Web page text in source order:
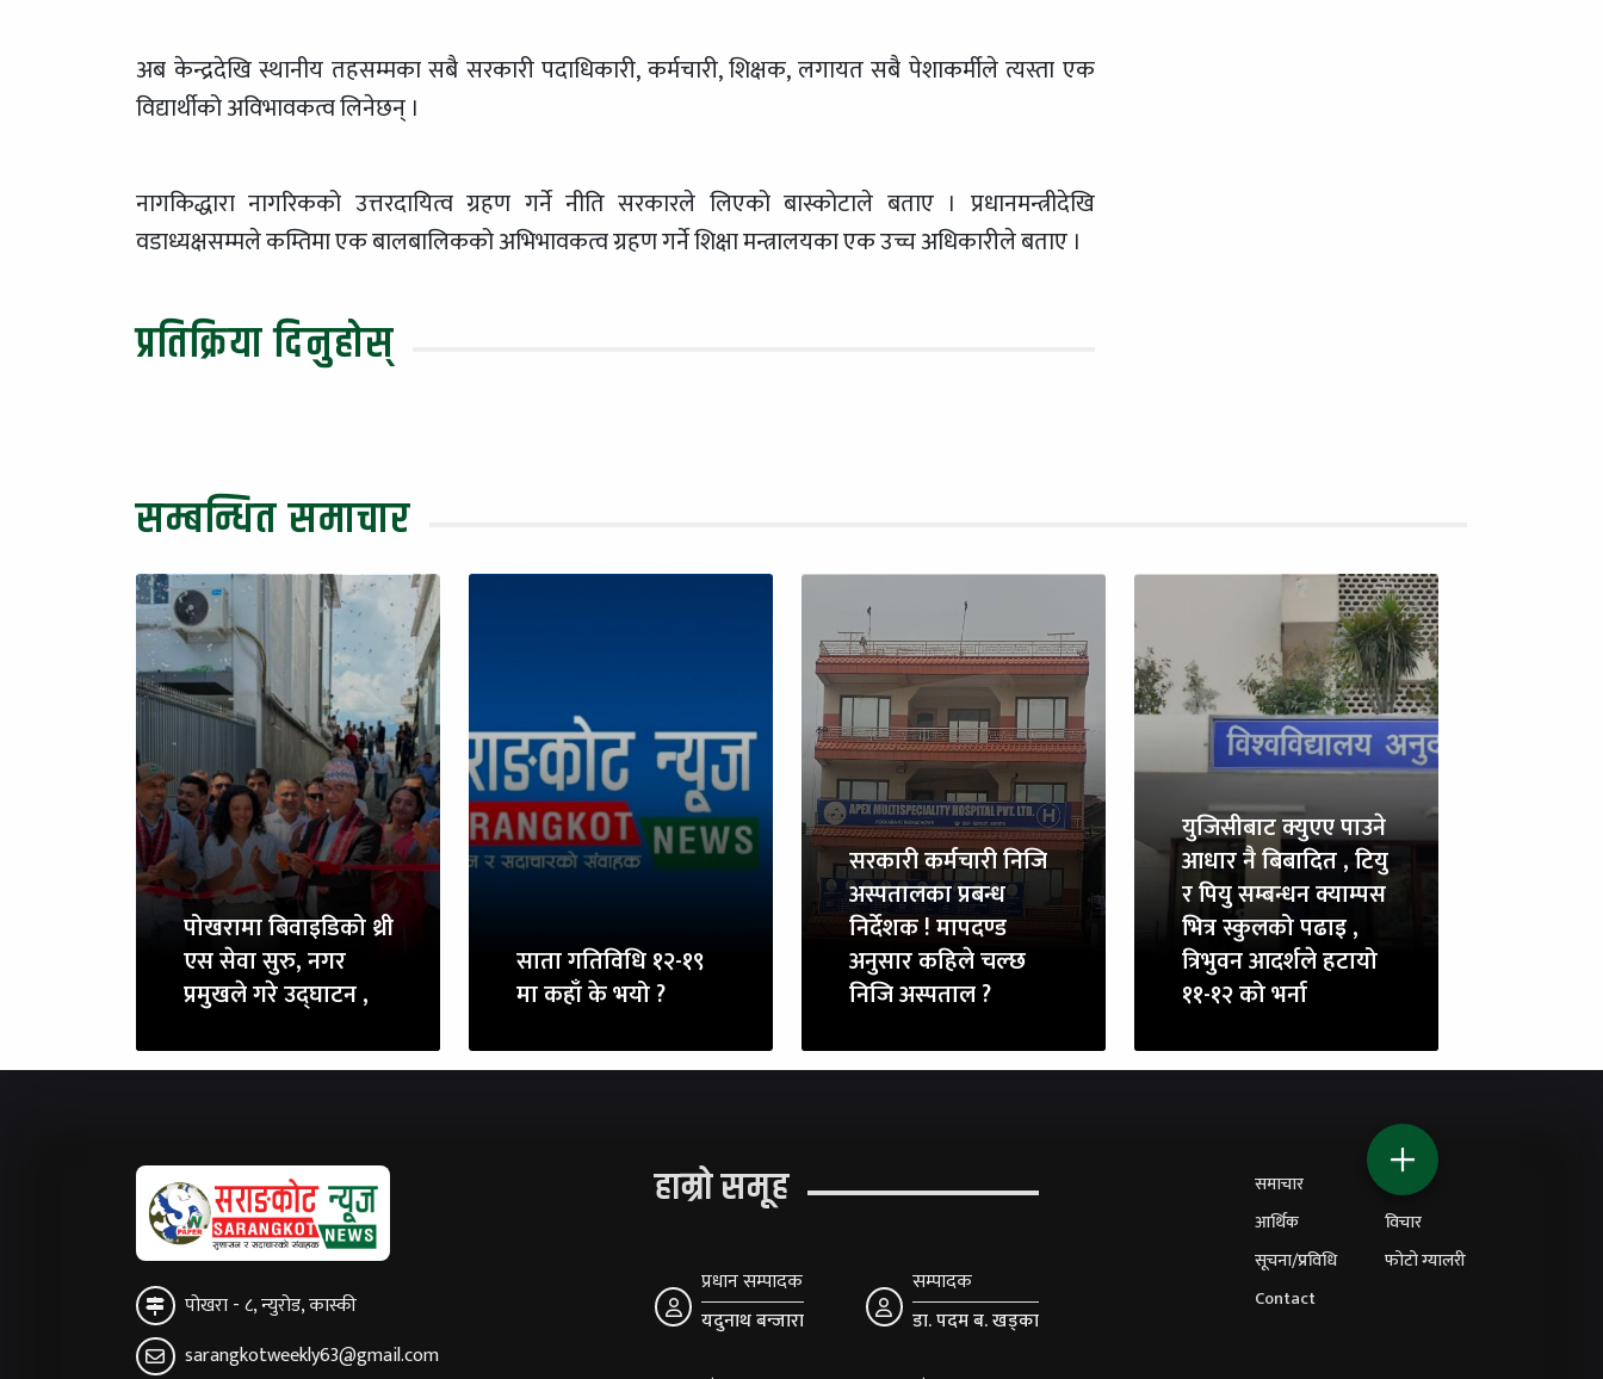
अब केन्द्रदेखि स्थानीय तहसम्मका सबै सरकारी पदाधिकारी, कर्मचारी, शिक्षक, लगायत सबै पेशाकर्मीले त्यस्ता एक
विद्यार्थीको अविभावकत्व लिनेछन् ।
नागकिद्धारा नागरिकको उत्तरदायित्व ग्रहण गर्ने नीति सरकारले लिएको बास्कोटाले बताए । प्रधानमन्त्रीदेखि
वडाध्यक्षसम्मले कम्तिमा एक बालबालिकको अभिभावकत्व ग्रहण गर्ने शिक्षा मन्त्रालयका एक उच्च अधिकारीले बताए ।
प्रतिक्रिया दिनुहोस्
सम्बन्धित समाचार
पोखरामा बिवाइडिको थ्री
एस सेवा सुरु, नगर
प्रमुखले गरे उद्घाटन ,
साता गतिविधि १२-१९
मा कहाँ के भयो ?
सरकारी कर्मचारी निजि
अस्पतालका प्रबन्ध
निर्देशक ! मापदण्ड
अनुसार कहिले चल्छ
निजि अस्पताल ?
युजिसीबाट क्युएए पाउने
आधार नै बिबादित , टियु
र पियु सम्बन्धन क्याम्पस
भित्र स्कुलको पढाइ ,
त्रिभुवन आदर्शले हटायो
११-१२ को भर्ना
पोखरा - ८, न्युरोड, कास्की
sarangkotweekly63@gmail.com
हाम्रो समूह
प्रधान सम्पादक
यदुनाथ बन्जारा
सम्पादक
डा. पदम ब. खड्का
समाचार
शिक्षा
आर्थिक
विचार
सूचना/प्रविधि
फोटो ग्यालरी
Contact